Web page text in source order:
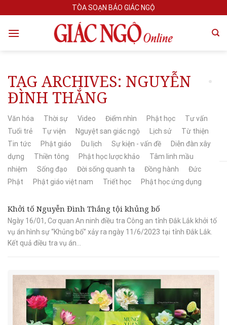
to
content
TÒA SOẠN BÁO GIÁC NGỘ
TAG ARCHIVES: NGUYỄN
ĐÌNH THẮNG
Văn hóa Thời sự Video Điểm nhìn Phật học
Tư vấn
Tuổi trẻ
Tự viện Nguyệt san giác ngộ Lịch sử
Từ thiện
Tin tức
Phật giáo Du lịch Sự kiện - vấn đề
Diễn đàn xây
dựng
Thiền tông Phật học lược khảo
Tâm linh mầu
nhiệm
Sống đạo Đời sống quanh ta Đồng hành
Đức
Phật
Phật giáo việt nam Triết học Phật học ứng dụng
Khởi tố Nguyễn Đình Thắng tội khủng bố
Ngày 16/01, Cơ quan An ninh điều tra Công an tỉnh Đắk Lắk khởi tố
vụ án hình sự “Khủng bố” xảy ra ngày 11/6/2023 tại tỉnh Đắk Lắk.
Kết quả điều tra vụ án...